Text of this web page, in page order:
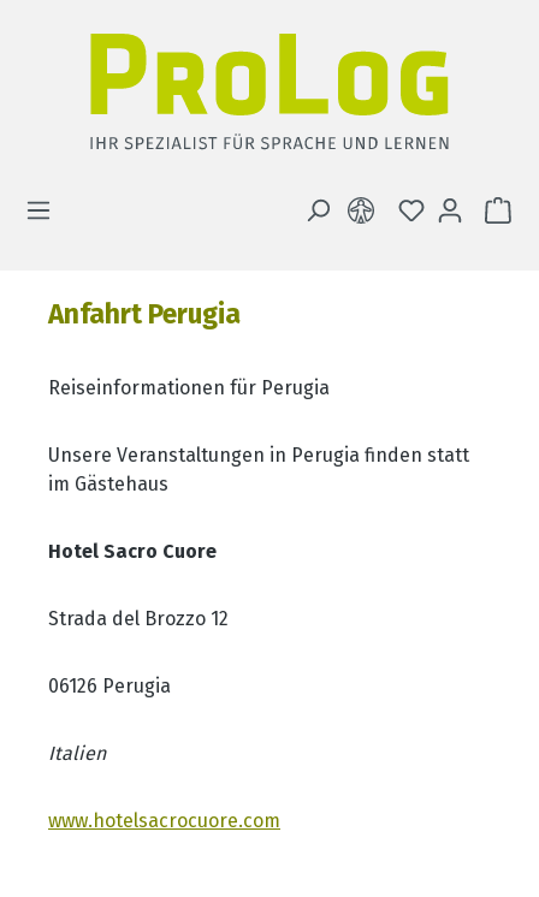
DU HAST 0
Anfahrt Perugia
Reiseinformationen für Perugia
Unsere Veranstaltungen in Perugia finden statt
im Gästehaus
Hotel Sacro Cuore
Strada del Brozzo 12
06126 Perugia
Italien
www.hotelsacrocuore.com